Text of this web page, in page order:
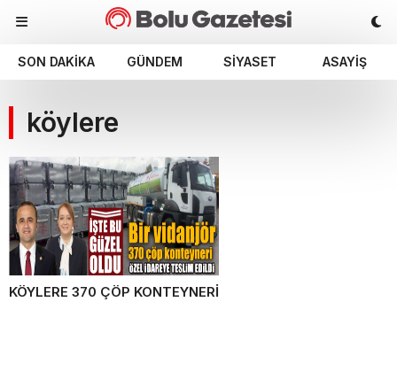
SON DAKIKA GÜNDEM SIYASET ASAYIŞ
köylere
KÖYLERE 370 ÇÖP KONTEYNERİ